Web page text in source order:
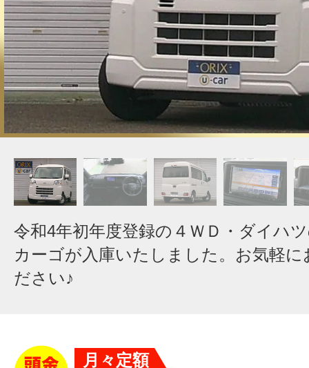
令和4年初年度登録の４ＷＤ・ダイハ
カーゴが入庫いたしました。お気軽
ださい♪
月々定額